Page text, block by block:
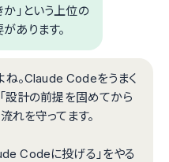
」という上位の
あります。
ね。Claude Codeをうまく
設計の前提を固めてから
れを守ってます。
Codeに投げる」をやる